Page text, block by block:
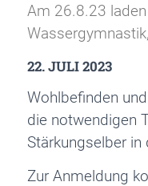
Am 26.8.23
22. JULI 2023
Wohlbefinden
die notwendigen
Stärkungselber
Zur Anmeldung